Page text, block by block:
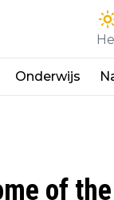
Onderwijs
of